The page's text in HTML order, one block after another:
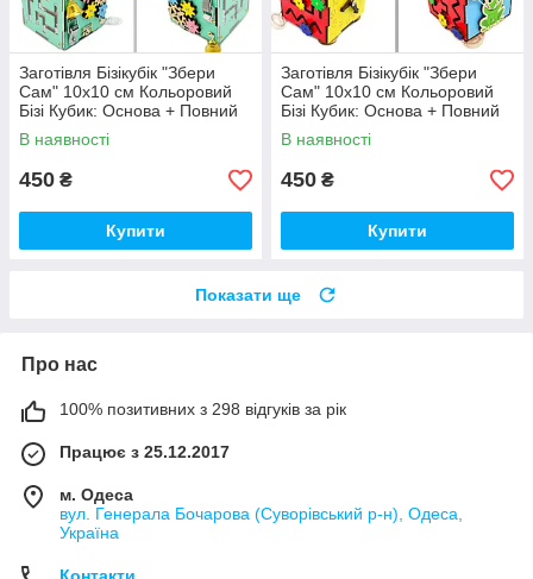
Заготівля Бізікубік "Збери
Сам" 10х10 см Кольоровий
Бізі Кубик: Основа + Повний
Комплект (в Розібраному
Виді) Кубік Бізи, Бірюза
В наявності
450 ₴
Купити
Заготівля Бізікубік "Збери
Сам" 10х10 см Кольоровий
Бізі Кубик: Основа + Повний
Комплект (в Розібраному
Виді) Кубік Бізи, Різнокол
В наявності
450 ₴
Купити
Показати ще
Про нас
100% позитивних з 298 відгуків за рік
Працює з 25.12.2017
м. Одеса
вул. Генерала Бочарова (Суворівський р-н), Одеса,
Україна